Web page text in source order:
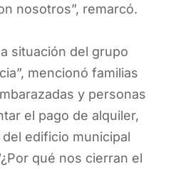
nosotros”, remarcó.
situación del grupo
mencionó familias
y personas
el pago de alquiler,
edificio municipal
qué nos cierran el